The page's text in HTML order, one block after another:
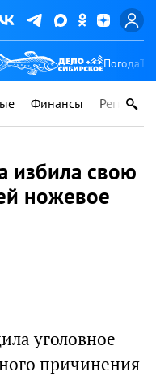
Погода
Финансы Регионы
избила свою
ножевое
уголовное
причинения